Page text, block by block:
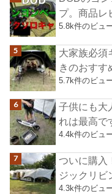
プ。商品レ
5.8k件のビュ
大家族必須
きのおすす
5.7k件のビュ
子供にも大
れは最高で
4.4k件のビュ
ついに購入
ジックリビ
4.3k件のビュ